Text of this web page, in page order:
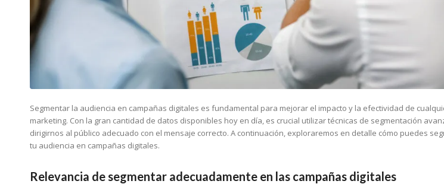
Segmentar la audiencia en campañas digitales es fundamental para mejorar el impacto y la efectividad de
marketing. Con la gran cantidad de datos disponibles hoy en día, es crucial utilizar técnicas de segmentación
dirigirnos al público adecuado con el mensaje correcto. A continuación, exploraremos en detalle cómo puedes
tu audiencia en campañas digitales.
Relevancia de segmentar adecuadamente en las campañas digitales